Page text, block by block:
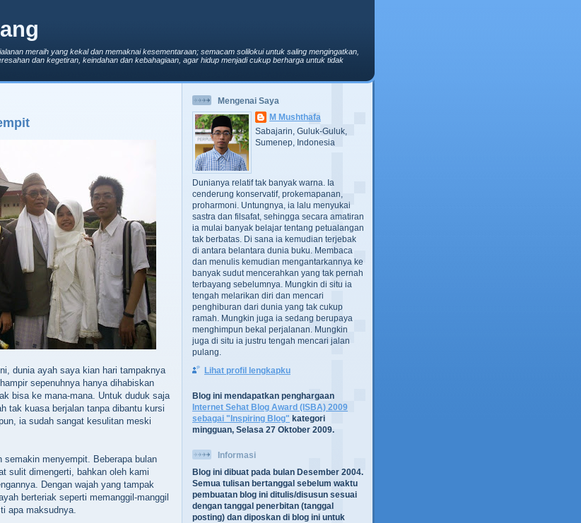
meraih yang kekal dan memaknai kesementaraan; semacam solilokui untuk saling mengingatkan,
dan kegetiran, keindahan dan kebahagiaan, agar hidup menjadi cukup berharga untuk tidak
dunia ayah saya kian hari tampaknya
sepenuhnya hanya dihabiskan
bisa ke mana-mana. Untuk duduk saja
tak kuasa berjalan tanpa dibantu kursi
ia sudah sangat kesulitan meski
semakin menyempit. Beberapa bulan
sulit dimengerti, bahkan oleh kami
Dengan wajah yang tampak
berteriak seperti memanggil-manggil
apa maksudnya.
Mengenai Saya
M Mushthafa
Sabajarin, Guluk-Guluk,
Sumenep, Indonesia
Dunianya relatif tak banyak warna. Ia
cenderung konservatif, prokemapanan,
proharmoni. Untungnya, ia lalu menyukai
sastra dan filsafat, sehingga secara amatiran
ia mulai banyak belajar tentang petualangan
tak berbatas. Di sana ia kemudian terjebak
di antara belantara dunia buku. Membaca
dan menulis kemudian mengantarkannya ke
banyak sudut mencerahkan yang tak pernah
terbayang sebelumnya. Mungkin di situ ia
tengah melarikan diri dan mencari
penghiburan dari dunia yang tak cukup
ramah. Mungkin juga ia sedang berupaya
menghimpun bekal perjalanan. Mungkin
juga di situ ia justru tengah mencari jalan
pulang.
Lihat profil lengkapku
Blog ini mendapatkan penghargaan
Internet Sehat Blog Award (ISBA) 2009
sebagai "Inspiring Blog" kategori
mingguan, Selasa 27 Oktober 2009.
Informasi
Blog ini dibuat pada bulan Desember 2004.
Semua tulisan bertanggal sebelum waktu
pembuatan blog ini ditulis/disusun sesuai
dengan tanggal penerbitan (tanggal
posting) dan diposkan di blog ini untuk